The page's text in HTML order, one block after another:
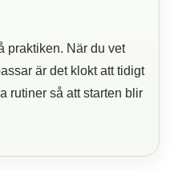
praktiken. När du vet
är det klokt att tidigt
rutiner så att starten blir